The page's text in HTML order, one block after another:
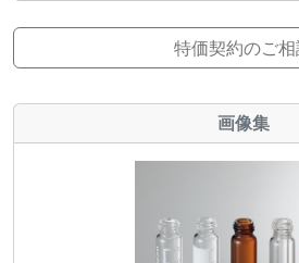
特価契約のご相
画像集